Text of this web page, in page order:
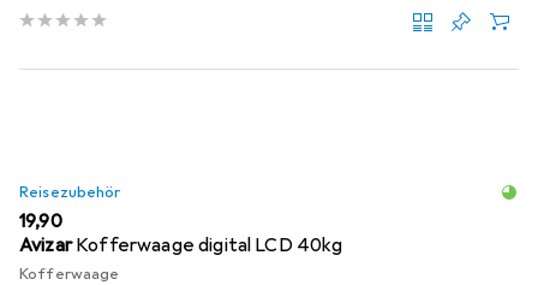
Reisezubehör
EUR
19,90
Avizar Kofferwaage digital LCD 40kg
Kofferwaage